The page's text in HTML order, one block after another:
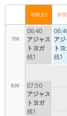
8/8(土) 8/9
7:00
8:00
06:40
アジャス
トヨガ
残1
07:50
アジャス
トヨガ
残1
アジ
ト
残1